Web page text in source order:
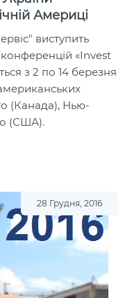
Америці
виступить
«Invest
з 2 по 14 березня
(Канада), Нью-
(США).
28 Грудня, 2016